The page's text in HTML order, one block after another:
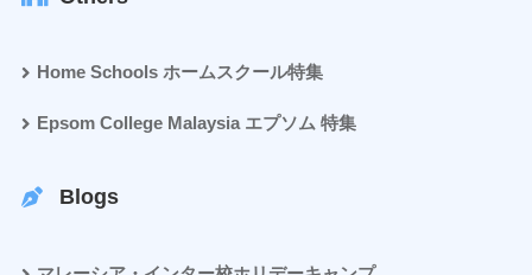
Home Schools ホームスクール特集
Epsom College Malaysia エプソム 特集
Blogs